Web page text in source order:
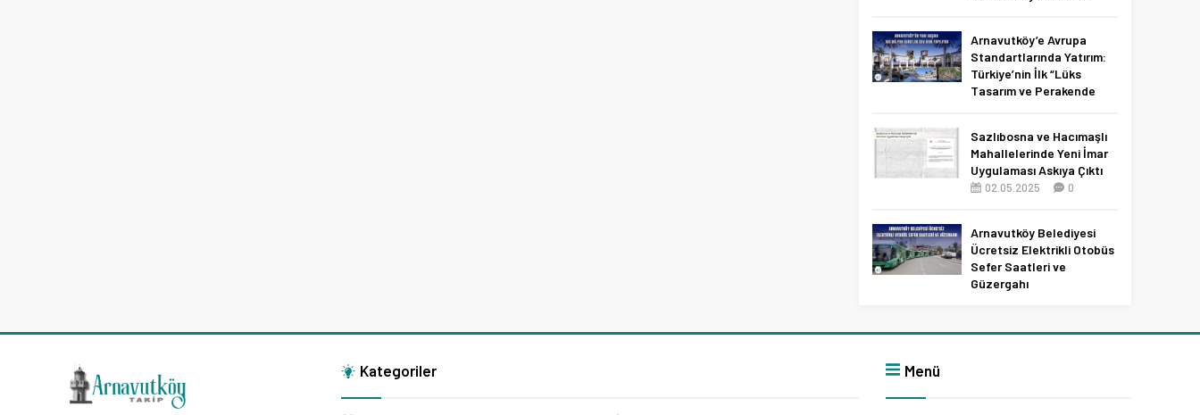
11.04.2026 0
Arnavutköy’e Avrupa
Standartlarında Yatırım:
Türkiye’nin İlk “Lüks
Tasarım ve Perakende
Sazlıbosna ve Hacımaşlı
Mahallelerinde Yeni İmar
Uygulaması Askıya Çıktı
02.05.2025 0
Arnavutköy Belediyesi
Ücretsiz Elektrikli Otobüs
Sefer Saatleri ve
Güzergahı
Kategoriler Menü